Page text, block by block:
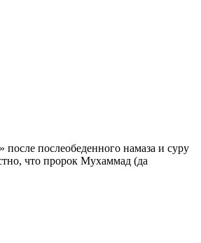
послеобеденного намаза и суру
что пророк Мухаммад (да